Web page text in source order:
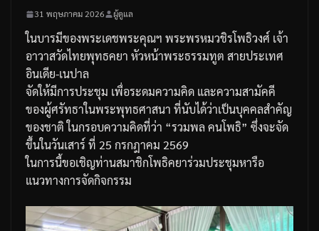
31 พฤษภาคม 2026 ผู้ดูแล
ในบารมีของพระเดชพระคุณฯ พระพรหมวชิรโพธิวงศ์ เจ้า
อาวาสวัดไทยพุทธคยา หัวหน้าพระธรรมทูต สายประเทศ
อินเดีย-เนปาล
จัดให้มีการประชุม เพื่อระดมความคิด และความสามัคคี
ของผู้ศรัทธาในพระพุทธศาสนา ที่นับได้ว่าเป็นบุคคลสำคัญ
ของชาติ ในกรอบความคิดที่ว่า “รวมพล คนโพธิ” ซึ่งจะจัด
ขึ้นในวันเสาร์ ที่ 25 กรกฎาคม 2569
ในการนี้ขอเชิญท่านสมาชิกโพธิคยาร่วมประชุมหารือ
แนวทางการจัดกิจกรรม